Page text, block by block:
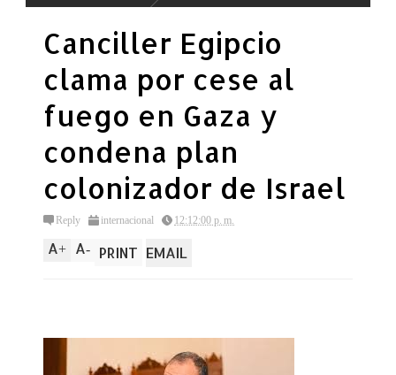
Canciller Egipcio
clama por cese al
fuego en Gaza y
condena plan
colonizador de Israel
Reply internacional 12:12:00 p. m.
A+ A- PRINT EMAIL